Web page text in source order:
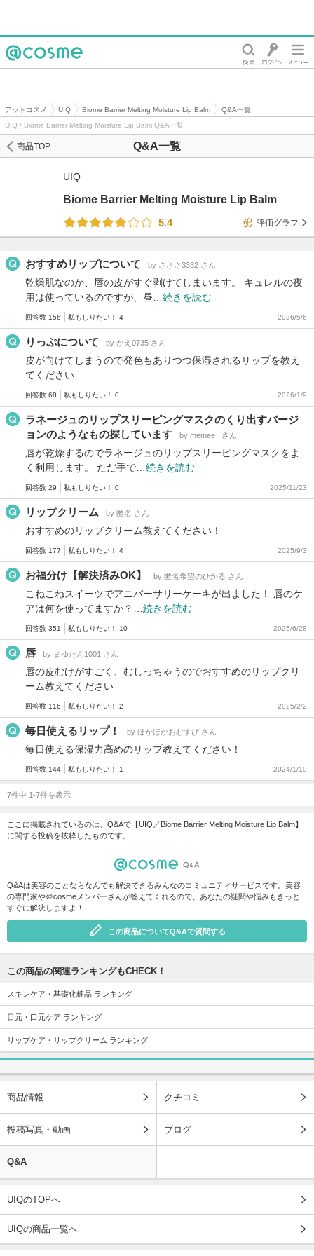
アットコスメ UIQ Biome Barrier Melting Moisture Lip Balm
Q&A一覧
UIQ / Biome Barrier Melting Moisture Lip Balm Q&A一覧
Q&A一覧
商品TOP
UIQ
Biome Barrier Melting Moisture Lip Balm
5.4
評価グラフ
おすすめリップについて by さささ3332 さん
乾燥肌なのか、唇の皮がすぐ剥けてしまいます。 キュレルの夜
用は使っているのですが、昼… 続きを読む
回答数 156 私もしりたい！ 4 2026/5/6
りっぷについて by かえ0735 さん
皮が向けてしまうので発色もありつつ保湿されるリップを教え
てください
回答数 68 私もしりたい！ 0 2026/1/9
ラネージュのリップスリーピングマスクのくり出すバージ
ョンのようなもの探しています
by memee_ さん
唇が乾燥するのでラネージュのリップスリーピングマスクをよ
く利用します。 ただ手で… 続きを読む
回答数 29 私もしりたい！ 0 2025/11/23
リップクリーム by 匿名 さん
おすすめのリップクリーム教えてください！
回答数 177 私もしりたい！ 4 2025/9/3
お福分け【解決済みOK】 by 匿名希望のひかる さん
こねこねスイーツでアニバーサリーケーキが出ました！ 唇のケ
アは何を使ってますか？… 続きを読む
回答数 351 私もしりたい！ 10 2025/6/28
唇 by まゆたん1001 さん
唇の皮むけがすごく、むしっちゃうのでおすすめのリップクリ
ーム教えてください
回答数 116 私もしりたい！ 2 2025/2/2
毎日使えるリップ！ by ほかほかおむすび さん
毎日使える保湿力高めのリップ教えてください！
回答数 144 私もしりたい！ 1 2024/1/19
7件中 1-7件を表示
ここに掲載されているのは、Q&Aで【UIQ／Biome Barrier Melting Moisture Lip Balm】
に関する投稿を抜粋したものです。
Q&Aは美容のことならなんでも解決できるみんなのコミュニティサービスです。美容
の専門家や＠cosmeメンバーさんが答えてくれるので、あなたの疑問や悩みもきっと
すぐに解決しますよ！
この商品についてQ&Aで質問する
この商品の関連ランキングもCHECK！
スキンケア・基礎化粧品 ランキング
目元・口元ケア ランキング
リップケア・リップクリーム ランキング
商品情報 クチコミ
投稿写真・動画 ブログ
Q&A
UIQのTOPへ
UIQの商品一覧へ